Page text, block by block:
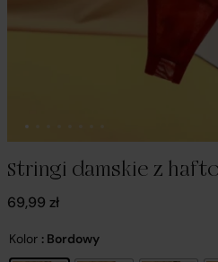
Stringi damskie z
69,99 zł
Kolor : Bordowy